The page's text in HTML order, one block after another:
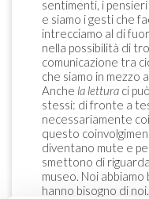
sentimenti, i
e siamo i gesti che
intrecciamo al di
nella possibilità di
comunicazione tra
che siamo in mezzo
Anche la letturaci
stessi: di fronte a
necessariamente
questo
diventano mute e
smettono di
museo. Noi
hanno bisogno di